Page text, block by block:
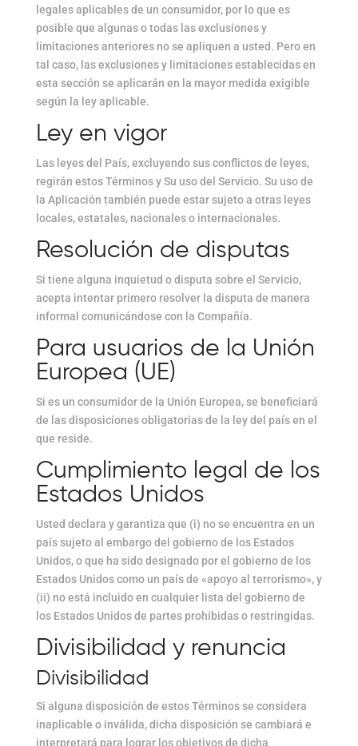
legales aplicables de un consumidor, por lo que es
posible que algunas o todas las exclusiones y
limitaciones anteriores no se apliquen a usted. Pero en
tal caso, las exclusiones y limitaciones establecidas en
esta sección se aplicarán en la mayor medida exigible
según la ley aplicable.
Ley en vigor
Las leyes del País, excluyendo sus conflictos de leyes,
regirán estos Términos y Su uso del Servicio. Su uso de
la Aplicación también puede estar sujeto a otras leyes
locales, estatales, nacionales o internacionales.
Resolución de disputas
Si tiene alguna inquietud o disputa sobre el Servicio,
acepta intentar primero resolver la disputa de manera
informal comunicándose con la Compañía.
Para usuarios de la Unión
Europea (UE)
Si es un consumidor de la Unión Europea, se beneficiará
de las disposiciones obligatorias de la ley del país en el
que reside.
Cumplimiento legal de los
Estados Unidos
Usted declara y garantiza que (i) no se encuentra en un
país sujeto al embargo del gobierno de los Estados
Unidos, o que ha sido designado por el gobierno de los
Estados Unidos como un país de «apoyo al terrorismo», y
(ii) no está incluido en cualquier lista del gobierno de
los Estados Unidos de partes prohibidas o restringidas.
Divisibilidad y renuncia
Divisibilidad
Si alguna disposición de estos Términos se considera
inaplicable o inválida, dicha disposición se cambiará e
interpretará para lograr los objetivos de dicha